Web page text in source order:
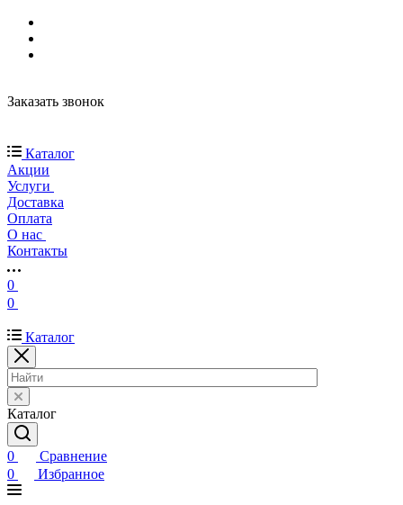
Заказать звонок
Каталог
Акции
Услуги
Доставка
Оплата
О нас
Контакты
0
0
Каталог
Каталог
0
Сравнение
0
Избранное